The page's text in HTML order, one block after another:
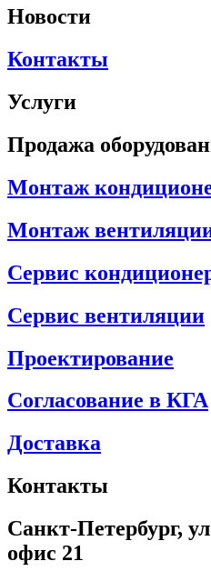
Новости
Контакты
Услуги
Продажа
Монтаж
Монтаж
Сервис
Сервис вентиляции
Проектирование
Согласование в КГА
Доставка
Контакты
Санкт-Петербург,
офис 21